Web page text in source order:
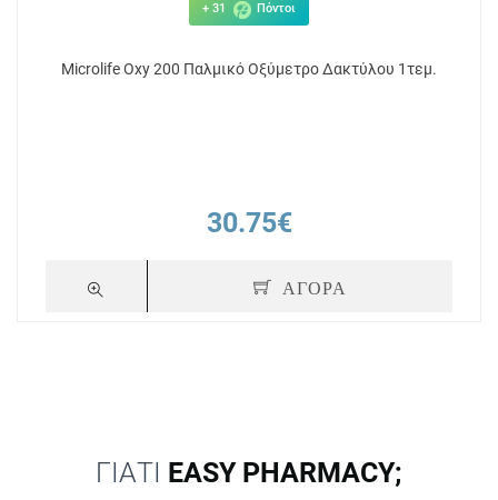
+ 31 Πόντοι
Microlife Oxy 200 Παλμικό Οξύμετρο Δακτύλου 1τεμ.
30.75€
ΑΓΟΡΑ
ΓΙΑΤΙ EASY PHARMACY;